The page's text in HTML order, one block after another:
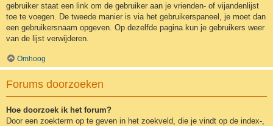
gebruiker staat een link om de gebruiker aan je vrienden- of vijandenlijst
toe te voegen. De tweede manier is via het gebruikerspaneel, je moet dan
een gebruikersnaam opgeven. Op dezelfde pagina kun je gebruikers weer
van de lijst verwijderen.
Omhoog
Forums doorzoeken
Hoe doorzoek ik het forum?
Door een zoekterm op te geven in het zoekveld, die je vindt op de index-,